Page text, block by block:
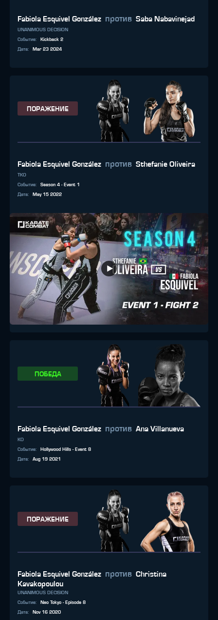
Fabiola Esquivel González против Saba Nabavinejad
UNANIMOUS DECISION
Событие:
Kickback 2
Дата: Mar 23 2024
ПОРАЖЕНИЕ
Fabiola Esquivel González против Sthefanie Oliveira
TKO
Событие:
Season 4 - Event 1
Дата: May 15 2022
ПОБЕДА
Fabiola Esquivel González против Ana Villanueva
KO
Событие:
Hollywood Hills - Event 8
Дата: Aug 19 2021
ПОРАЖЕНИЕ
Fabiola Esquivel González против Christina
Kavakopoulou
UNANIMOUS DECISION
Событие:
Neo Tokyo - Episode 8
Дата: Nov 16 2020